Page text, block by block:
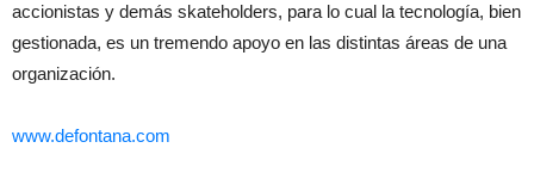
accionistas y demás skateholders, para lo cual la tecnología, bien
gestionada, es un tremendo apoyo en las distintas áreas de una
organización.
www.defontana.com